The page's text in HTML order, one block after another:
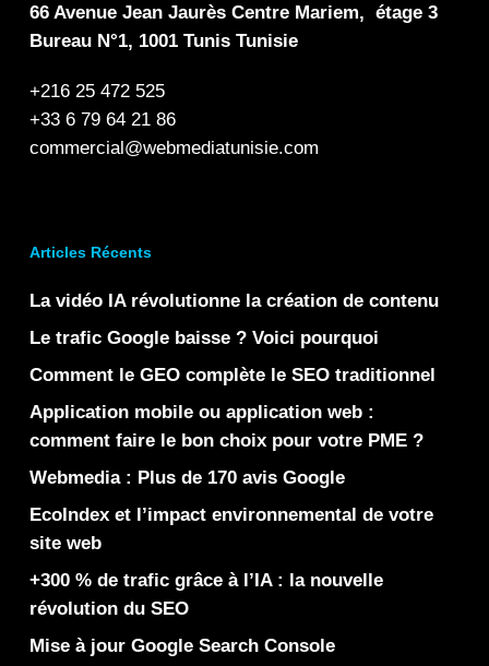
66 Avenue Jean Jaurès Centre Mariem, étage 3
Bureau N°1, 1001 Tunis Tunisie
+216 25 472 525
+33 6 79 64 21 86
commercial@webmediatunisie.com
Articles Récents
La vidéo IA révolutionne la création de contenu
Le trafic Google baisse ? Voici pourquoi
Comment le GEO complète le SEO traditionnel
Application mobile ou application web :
comment faire le bon choix pour votre PME ?
Webmedia : Plus de 170 avis Google
EcoIndex et l’impact environnemental de votre
site web
+300 % de trafic grâce à l’IA : la nouvelle
révolution du SEO
Mise à jour Google Search Console